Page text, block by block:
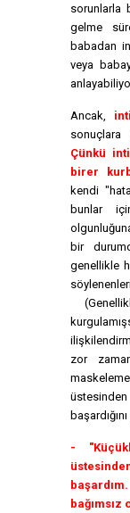
sorunlarla
gelme
babadan
veya
Ancak,
sonuçlara
Çünkü
birer
kendi
bunlar
bir
genellikle
zor
-
bağımsız